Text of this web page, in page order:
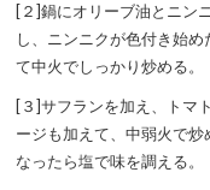
[２]鍋にオリーブ油とニン
し、ニンニクが色付き始め
て中火でしっかり炒める。
[３]サフランを加え、トマ
ージも加えて、中弱火で炒
なったら塩で味を調える。